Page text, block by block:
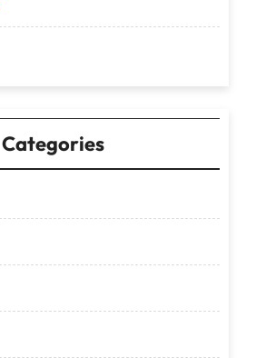
Categories